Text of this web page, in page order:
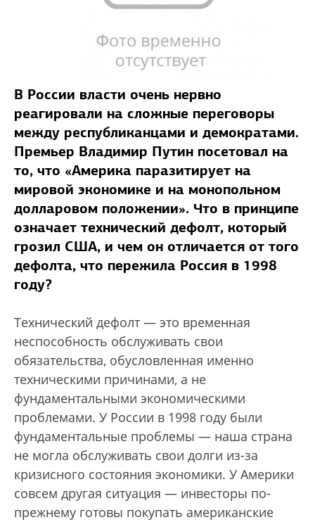
В России власти очень нервно
реагировали на сложные переговоры
между республиканцами и демократами.
Премьер Владимир Путин посетовал на
то, что «Америка паразитирует на
мировой экономике и на монопольном
долларовом положении». Что в принципе
означает технический дефолт, который
грозил США, и чем он отличается от того
дефолта, что пережила Россия в 1998
году?
Технический дефолт — это временная
неспособность обслуживать свои
обязательства, обусловленная именно
техническими причинами, а не
фундаментальными экономическими
проблемами. У России в 1998 году были
фундаментальные проблемы — наша страна
не могла обслуживать свои долги из-за
кризисного состояния экономики. У Америки
совсем другая ситуация — инвесторы по-
прежнему готовы покупать американские